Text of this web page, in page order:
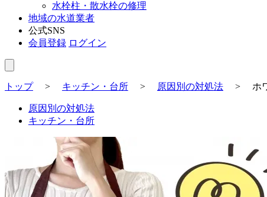
水栓柱・散水栓の修理
地域の水道業者
公式SNS
会員登録 ログイン
トップ> キッチン・台所 > 原因別の対処法 > ホ
原因別の対処法
キッチン・台所